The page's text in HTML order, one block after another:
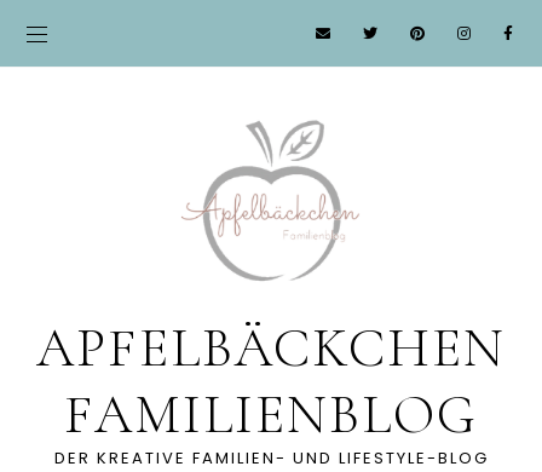
APFELBÄCKCHEN
FAMILIENBLOG
DER KREATIVE FAMILIEN- UND LIFESTYLE-BLOG